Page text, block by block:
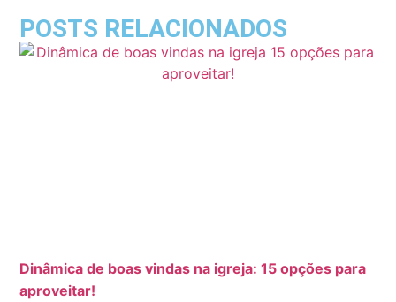
POSTS RELACIONADOS
Dinâmica de boas vindas na igreja: 15 opções para
aproveitar!